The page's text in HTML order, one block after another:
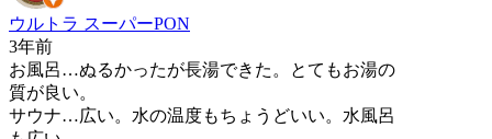
ウルトラ スーパーPON
3年前
お風呂…ぬるかったが長湯できた。とてもお湯の
質が良い。
サウナ…広い。水の温度もちょうどいい。水風呂